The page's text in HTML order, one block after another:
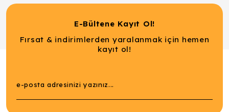
E-Bültene Kayıt Ol!
Fırsat & indirimlerden yaralanmak için hemen
kayıt ol!